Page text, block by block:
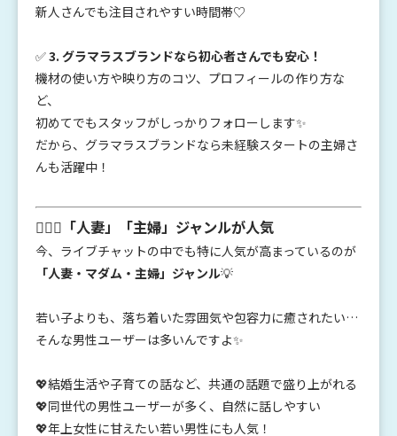
新人さんでも注目されやすい時間帯♡
✅3. グラマラスブランドなら初心者さんでも安心！
機材の使い方や映り方のコツ、プロフィールの作り方な
ど、
初めてでもスタッフがしっかりフォローします✨
だから、グラマラスブランドなら未経験スタートの主婦さ
んも活躍中！
👩‍❤️‍👨「人妻」「主婦」ジャンルが人気
今、ライブチャットの中でも特に人気が高まっているのが
「人妻・マダム・主婦」ジャンル💡
若い子よりも、落ち着いた雰囲気や包容力に癒されたい…
そんな男性ユーザーは多いんですよ✨
💖結婚生活や子育ての話など、共通の話題で盛り上がれる
💖同世代の男性ユーザーが多く、自然に話しやすい
💖年上女性に甘えたい若い男性にも人気！